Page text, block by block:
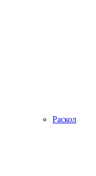
Раскол